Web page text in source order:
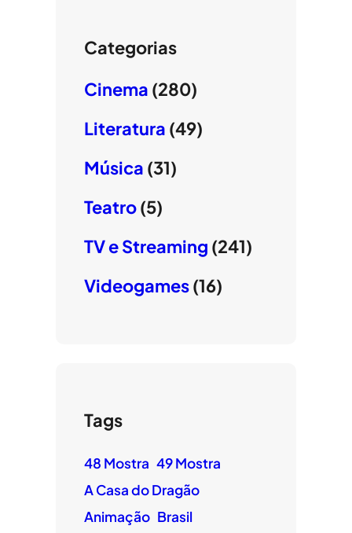
Categorias
Cinema (280)
Literatura (49)
Música (31)
Teatro(5)
TV e Streaming (241)
Videogames(16)
Tags
48 Mostra 49 Mostra
A Casa do Dragão
Animação Brasil